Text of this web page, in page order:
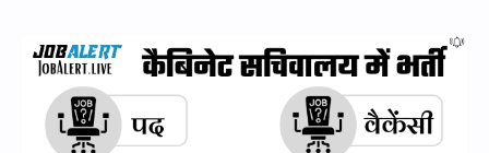
Hidden Menu
Hidden Menu